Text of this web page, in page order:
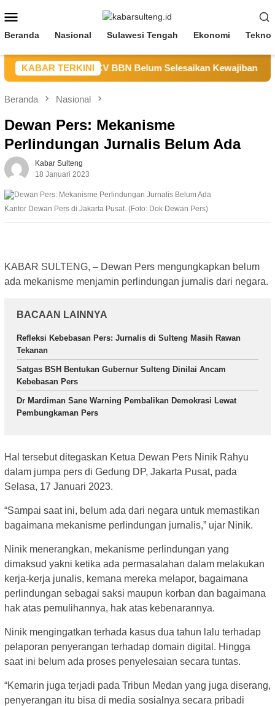
ke
kontenMobile
Beranda Nasional Sulawesi Tengah Ekonomi
KABAR TERKINI
Sulteng Sebut CV BBN Belum Selesaikan Kewajiban untuk
Beranda Nasional
Dewan Pers: Mekanisme
Perlindungan Jurnalis Belum Ada
Kabar Sulteng
18 Januari 2023
Kantor Dewan Pers di Jakarta Pusat. (Foto: Dok Dewan Pers)
KABAR SULTENG, – Dewan Pers mengungkapkan belum
ada mekanisme menjamin perlindungan jurnalis dari negara.
BACAAN LAINNYA
Refleksi Kebebasan Pers: Jurnalis di Sulteng Masih Rawan
Tekanan
Satgas BSH Bentukan Gubernur Sulteng Dinilai Ancam
Kebebasan Pers
Dr Mardiman Sane Warning Pembalikan Demokrasi Lewat
Pembungkaman Pers
Hal tersebut ditegaskan Ketua Dewan Pers Ninik Rahyu
dalam jumpa pers di Gedung DP, Jakarta Pusat, pada
Selasa, 17 Januari 2023.
“Sampai saat ini, belum ada dari negara untuk memastikan
bagaimana mekanisme perlindungan jurnalis,” ujar Ninik.
Ninik menerangkan, mekanisme perlindungan yang
dimaksud yakni ketika ada permasalahan dalam melakukan
kerja-kerja junalis, kemana mereka melapor, bagaimana
perlindungan sebagai saksi maupun korban dan bagaimana
hak atas pemulihannya, hak atas kebenarannya.
Ninik mengingatkan terhada kasus dua tahun lalu terhadap
pelaporan penyerangan terhadap domain digital. Hingga
saat ini belum ada proses penyelesaian secara tuntas.
“Kemarin juga terjadi pada Tribun Medan yang juga diserang,
penyerangan itu bisa di media sosialnya secara pribadi